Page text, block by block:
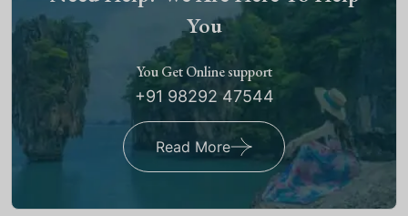
You
You Get Online support
+91 98292 47544
Read More